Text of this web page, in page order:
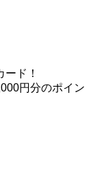
ドPoint＋で最大
どっちが良い？
ド！
円分のポイン